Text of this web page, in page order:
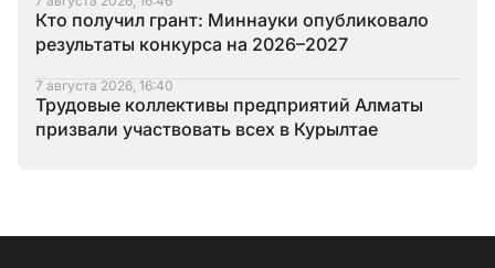
Кто получил грант: Миннауки опубликовало
результаты конкурса на 2026–2027
7 августа 2026, 16:40
Трудовые коллективы предприятий Алматы
призвали участвовать всех в Курылтае